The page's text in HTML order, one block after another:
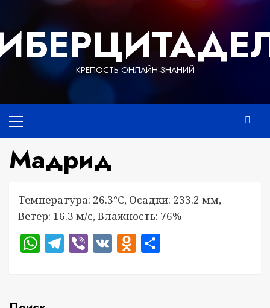
содержимому
КРЕПОСТЬ ОНЛАЙН-ЗНАНИЙ
меню
Мадрид
Температура: 26.3°C, Осадки: 233.2 мм,
Ветер: 16.3 м/с, Влажность: 76%
WhatsApp
Telegram
Viber
VKOdnoklassniki